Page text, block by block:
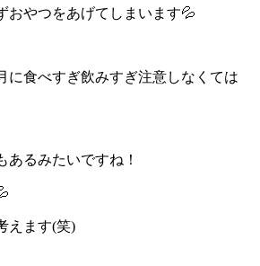
おやつをあげてしまいます💦
に食べすぎ飲みすぎ注意しなくては
あるみたいですね！
えます(笑)